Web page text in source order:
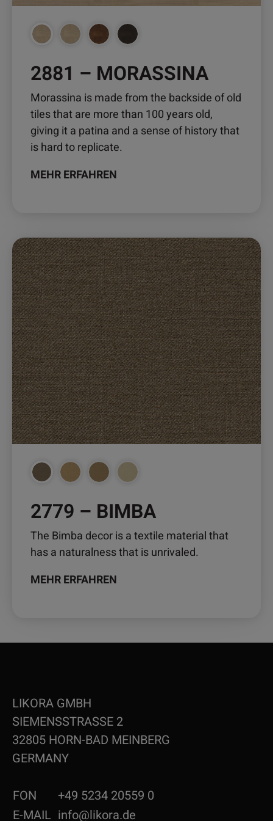
2881 – MORASSINA
Morassina is made from the backside of old
tiles that are more than 100 years old,
giving it a patina and a sense of history that
is hard to replicate.
MEHR ERFAHREN
2779 – BIMBA
The Bimba decor is a textile material that
has a naturalness that is unrivaled.
MEHR ERFAHREN
Dieses
Produkt
weist
mehrere
Varianten
auf.
Die
Optionen
können
auf
der
Produktseite
gewählt
werden
LIKORA GMBH
SIEMENSSTRASSE 2
32805 HORN-BAD MEINBERG
GERMANY
FON
+49 5234 20559 0
E-MAIL info@likora.de